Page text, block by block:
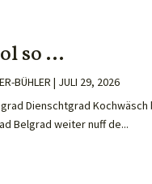
so …
BÜHLER | JULI 29, 2026
Dienschtgrad Kochwäsch
Belgrad weiter nuff de...